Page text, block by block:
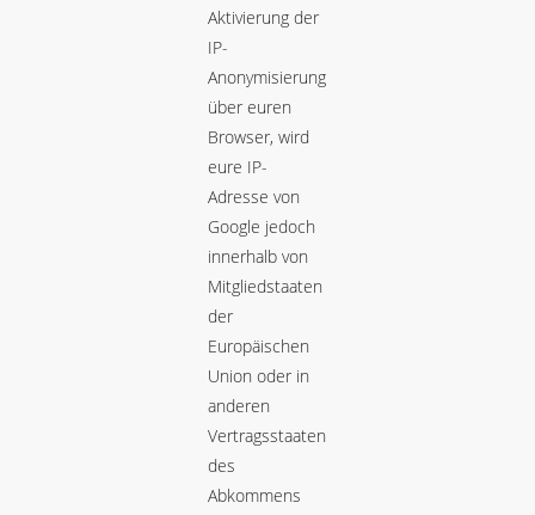
Aktivierung der
IP-
Anonymisierung
über euren
Browser, wird
eure IP-
Adresse von
Google jedoch
innerhalb von
Mitgliedstaaten
der
Europäischen
Union oder in
anderen
Vertragsstaaten
des
Abkommens